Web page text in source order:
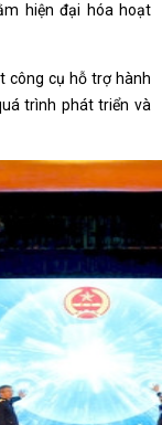
hiện đại hóa hoạt
công cụ hỗ trợ hành
trình phát triển và